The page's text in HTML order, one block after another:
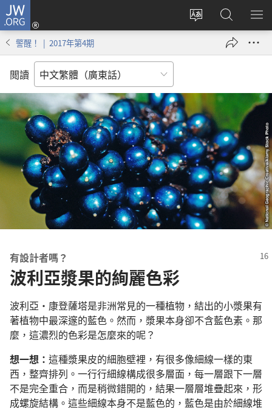
JW.ORG
更
言
登
錄
（開
窗）
搜
尋
JW.ORG
顯
警醒！ | 2017年第4期
閲讀
有設計者嗎？
波利亞漿果的絢麗色彩
波利亞·康登薩塔是非洲常見的一種植物，結出的小漿果有
著植物中最深邃的藍色。然而，漿果本身卻不含藍色素。那
麼，這濃烈的色彩是怎麼來的呢？
想一想： 這種漿果皮的細胞壁裡，有很多像細線一樣的東
西，整齊排列。一行行細線構成很多層面，每一層跟下一層
不是完全重合，而是稍微錯開的，結果一層層堆疊起來，形
成螺旋結構。這些細線本身不是藍色的，藍色是由於細線堆